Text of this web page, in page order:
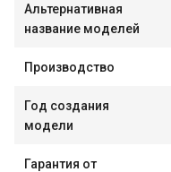
Альтернативная
название моделей
Производство
Год создания
модели
Гарантия от